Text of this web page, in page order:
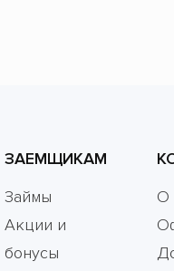
ЗАЕМЩИКАМ
Займы
Акции и
бонусы
О